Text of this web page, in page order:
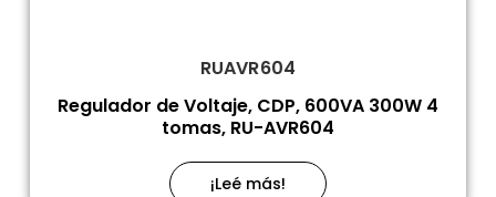
RUAVR604
Regulador de Voltaje, CDP, 600VA 300W 4
tomas, RU-AVR604
¡Leé más!